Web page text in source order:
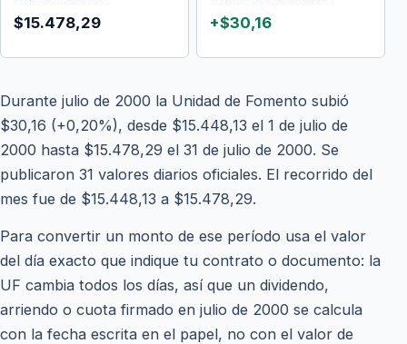
$15.478,29 +$30,16
Durante julio de 2000 la Unidad de Fomento subió
$30,16 (+0,20%), desde $15.448,13 el 1 de julio de
2000 hasta $15.478,29 el 31 de julio de 2000. Se
publicaron 31 valores diarios oficiales. El recorrido del
mes fue de $15.448,13 a $15.478,29.
Para convertir un monto de ese período usa el valor
del día exacto que indique tu contrato o documento: la
UF cambia todos los días, así que un dividendo,
arriendo o cuota firmado en julio de 2000 se calcula
con la fecha escrita en el papel, no con el valor de